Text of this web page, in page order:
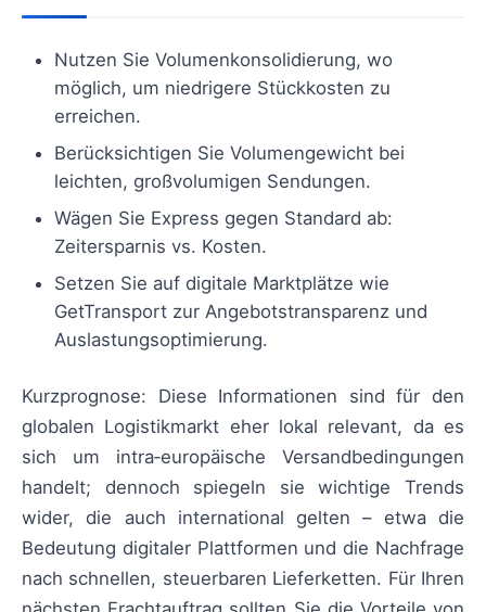
Nutzen Sie Volumenkonsolidierung, wo
möglich, um niedrigere Stückkosten zu
erreichen.
Berücksichtigen Sie Volumengewicht bei
leichten, großvolumigen Sendungen.
Wägen Sie Express gegen Standard ab:
Zeitersparnis vs. Kosten.
Setzen Sie auf digitale Marktplätze wie
GetTransport zur Angebotstransparenz und
Auslastungsoptimierung.
Kurzprognose: Diese Informationen sind für den
globalen Logistikmarkt eher lokal relevant, da es
sich um intra‑europäische Versandbedingungen
handelt; dennoch spiegeln sie wichtige Trends
wider, die auch international gelten – etwa die
Bedeutung digitaler Plattformen und die Nachfrage
nach schnellen, steuerbaren Lieferketten. Für Ihren